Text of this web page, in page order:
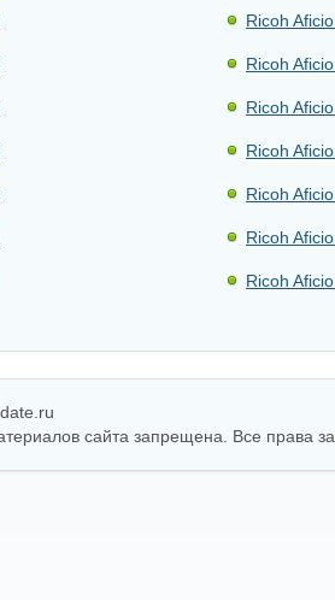
Ricoh
Ricoh
Ricoh
Ricoh
Ricoh
Ricoh
Ricoh
сайта запрещена. Все права